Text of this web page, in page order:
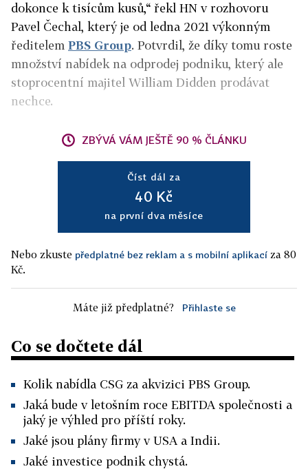
dokonce k tisícům kusů,“ řekl HN v rozhovoru
Pavel Čechal, který je od ledna 2021 výkonným
ředitelem PBS Group. Potvrdil, že díky tomu roste
množství nabídek na odprodej podniku, který ale
stoprocentní majitel William Didden prodávat
nechce.
ZBÝVÁ VÁM JEŠTĚ 90 % ČLÁNKU
Číst dál za
40 Kč
na první dva měsíce
Nebo zkuste předplatné bez reklam a s mobilní aplikací za 80
Kč.
Máte již předplatné? Přihlaste se
Co se dočtete dál
Kolik nabídla CSG za akvizici PBS Group.
Jaká bude v letošním roce EBITDA společnosti a
jaký je výhled pro příští roky.
Jaké jsou plány firmy v USA a Indii.
Jaké investice podnik chystá.